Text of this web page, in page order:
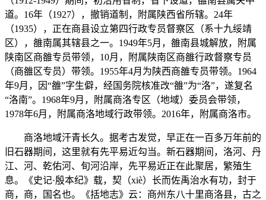
道。16年（1927），撤销道制，附属陕西省所辖。24年
（1935），正在商县设立第四行政专员督察区（系十九绥靖
区），雒南属其辖县之一。1949年5月，雒南县城解放，附属
陕南区商雒专员带领，10月，附属陕南区商雒行政督察专员
（商雒区专员）带领。1955年4月为陕西商雒专员带领。1964
年9月，因“雒”字生僻，经国务院核准改“雒”为“洛”，遂复名
“洛南”。1968年9月，附属商洛专区（地域）委员会带领，
1978年6月，附属商洛地域行政带领。2016年，附属商洛市。
商洛地域汗青长久。据考古发觉，早正在一百多万年前的
旧石器期间，这里就有先平易近勾当。新石器期间，洛河、丹
江、河、乾佑河、旬河沿岸，先平易近正在此聚居，繁殖生
息。《史记·殷本纪》载，契（xiè）长而佐禹治水有功，封于
商，商，国名也。《括地志》云：商州东八十里商洛县，古之